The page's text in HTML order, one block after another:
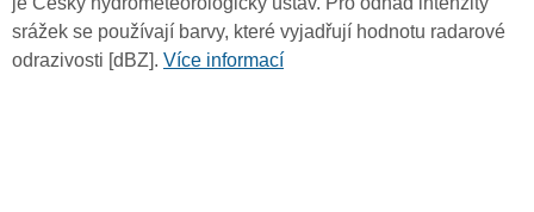
srážek se používají barvy, které vyjadřují hodnotu radarové
odrazivosti [dBZ]. Více informací